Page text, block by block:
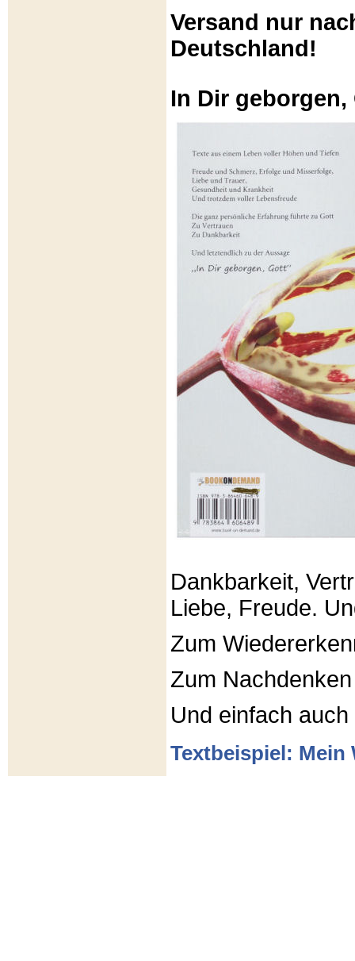
Versand nur
Deutschland!
In Dir geborgen,
Dankbarkeit,
Liebe, Freude.
Zum
Zum Nachdenken
Und einfach
Textbeispiel: Mein